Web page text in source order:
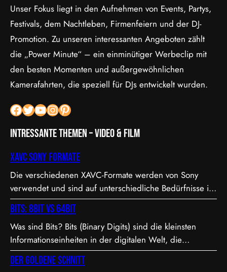
Unser Fokus liegt in den Aufnehmen von Events, Partys,
Festivals, dem Nachtleben, Firmenfeiern und der DJ-
Promotion. Zu unseren interessanten Angeboten zählt
die „Power Minute“ – ein einminütiger Werbeclip mit
den besten Momenten und außergewöhnlichen
Kamerafahrten, die speziell für DJs entwickelt wurden.
Facebook Twitter YouTube InstagramPinterest
Intressante Themen – Video & Film
XAVC Sony Formate
Die verschiedenen XAVC-Formate werden von Sony
verwendet und sind auf unterschiedliche Bedürfnisse in
Bezug auf Qualität, Dateigröße und Bitrate abgestimmt.
Hier sind die Details zu den Formaten: 1. XAVC S-I DCI:
• Dies ist eine intraframe-Version von XAVC S, die in DCI
4K-Auflösung (4096×2160) arbeitet. “I” steht für
Intraframe, was bedeutet, dass jedes Bild einzeln…
Bits: 8bit vs 64bit
Was sind Bits? Bits (Binary Digits) sind die kleinsten
Informationseinheiten in der digitalen Welt, die
entweder den Wert 0 oder 1 annehmen können. In der
Videoproduktion, speziell bei der Farbdarstellung und
Der Goldene Schnitt